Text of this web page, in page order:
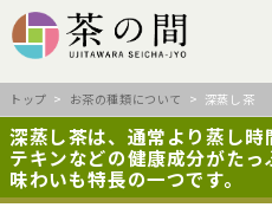
トップ > お茶の種類について > 深蒸し茶
深蒸し茶は、通常より蒸し
テキンなどの健康成分がた
味わいも特長の一つです。